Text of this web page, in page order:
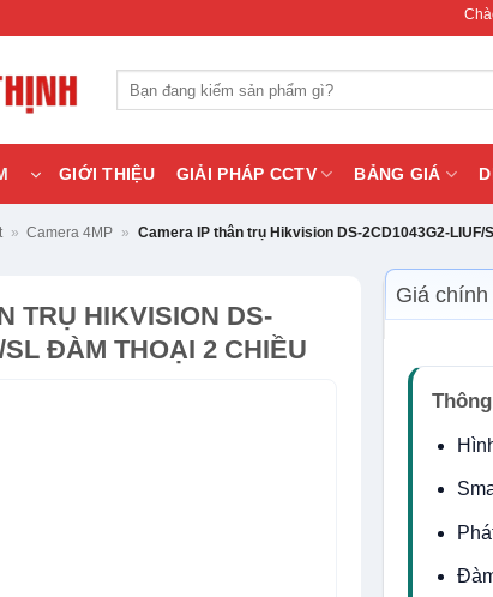
Chào mừng
kiếm:
GIỚI THIỆU GIẢI PHÁP CCTV BẢNG GIÁ
» Camera 4MP » Camera IP thân trụ Hikvision DS-2CD1043G2-LIUF/
TRỤ HIKVISION DS-
ĐÀM THOẠI 2 CHIỀU
Giá chính